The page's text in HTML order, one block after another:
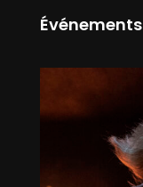
Événements